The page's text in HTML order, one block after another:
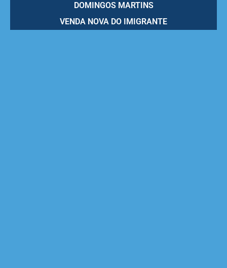
DOMINGOS MARTINS
VENDA NOVA DO IMIGRANTE